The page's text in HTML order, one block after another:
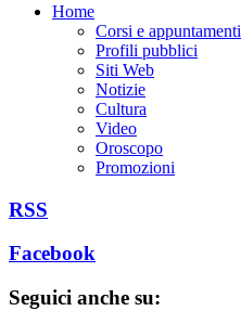
Home
Corsi e appuntamenti
Profili pubblici
Siti Web
Notizie
Cultura
Video
Oroscopo
Promozioni
RSS
Facebook
Seguici anche su: